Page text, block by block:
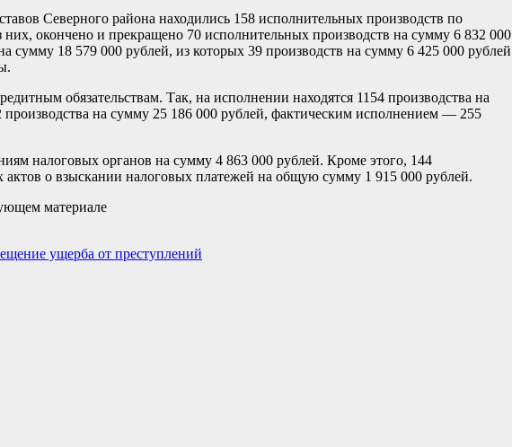
Северного района находились 158 исполнительных производств по
окончено и прекращено 70 исполнительных производств на сумму 6 832 000
сумму 18 579 000 рублей, из которых 39 производств на сумму 6 425 000 рублей
обязательствам. Так, на исполнении находятся 1154 производства на
на сумму 25 186 000 рублей, фактическим исполнением — 255
налоговых органов на сумму 4 863 000 рублей. Кроме этого, 144
о взыскании налоговых платежей на общую сумму 1 915 000 рублей.
материале
ущерба от преступлений